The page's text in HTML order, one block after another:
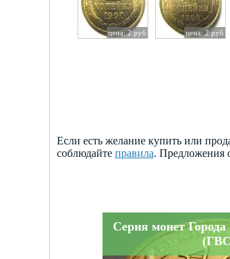
цена: 2 руб цена: 2 руб
Если есть желание купить или
соблюдайте правила. Предложения
Серия монет